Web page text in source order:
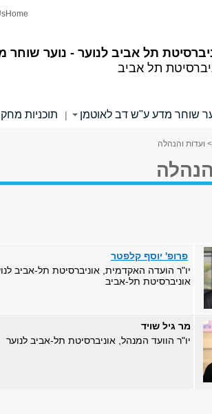
תל אביב לנוער - נוער שוחר
תל אביב
Home
שוחר מדע ע"ש דב לאוטמן | תוכניות
> ועדות והנהלה
פרופ' יוסף קלפטר
יו"ר הועדה האקדמית, אוניברסיטת תל-אביב
אוניברסיטת תל-אביב
מר גיל שויד
יו"ר הוועד המנהל, אוניברסיטת תל-אביב לנוער